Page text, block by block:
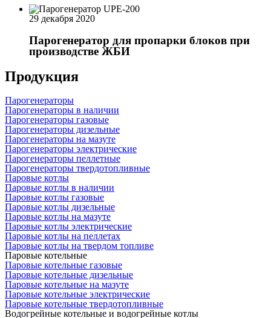
29 декабря 2020
Парогенератор для пропарки блоков при
производстве ЖБИ
Продукция
Парогенераторы
Парогенераторы в наличии
Парогенераторы газовые
Парогенераторы дизельные
Парогенераторы на мазуте
Парогенераторы электрические
Парогенераторы пеллетные
Парогенераторы твердотопливные
Паровые котлы
Паровые котлы в наличии
Паровые котлы газовые
Паровые котлы дизельные
Паровые котлы на мазуте
Паровые котлы электрические
Паровые котлы на пеллетах
Паровые котлы на твердом топливе
Паровые котельные
Паровые котельные газовые
Паровые котельные дизельные
Паровые котельные на мазуте
Паровые котельные электрические
Паровые котельные твердотопливные
Водогрейные котельные и водогрейные котлы